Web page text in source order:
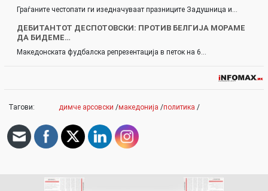
Граѓаните честопати ги изедначуваат празниците Задушница и…
ДЕБИТАНТОТ ДЕСПОТОВСКИ: ПРОТИВ БЕЛГИЈА МОРАМЕ
ДА БИДЕМЕ…
Македонската фудбалска репрезентација в петок на 6…
Тагови: димче арсовски /македонија /политика /